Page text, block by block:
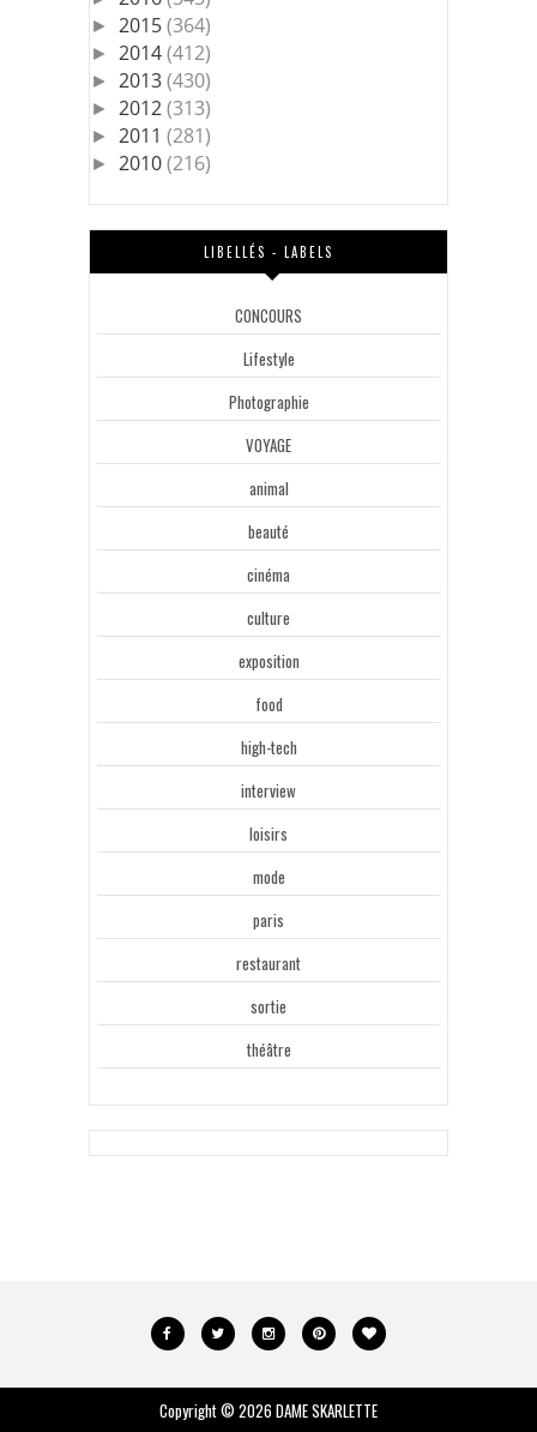
► 2015(364)
► 2014(412)
► 2013(430)
► 2012(313)
► 2011 (281)
► 2010(216)
LIBELLÉS - LABELS
CONCOURS
Lifestyle
Photographie
VOYAGE
animal
beauté
cinéma
culture
exposition
food
high-tech
interview
loisirs
mode
paris
restaurant
sortie
théâtre
Copyright © 2026 DAME SKARLETTE